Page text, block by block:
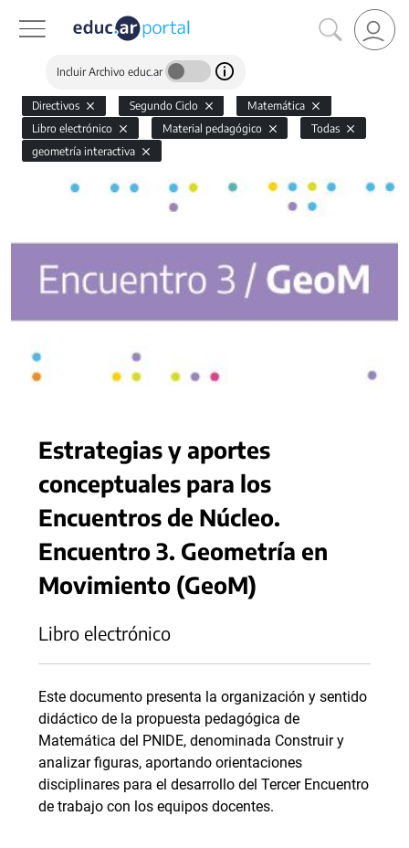
Incluir Archivo educ.ar
Directivos Segundo Ciclo
Matemática
Libro electrónico
Material pedagógico
Todas
geometría interactiva
Estrategias y aportes
conceptuales para los
Encuentros de Núcleo.
Encuentro 3. Geometría en
Movimiento (GeoM)
Libro electrónico
Este documento presenta la organización y sentido
didáctico de la propuesta pedagógica de
Matemática del PNIDE, denominada Construir y
analizar figuras, aportando orientaciones
disciplinares para el desarrollo del Tercer Encuentro
de trabajo con los equipos docentes.